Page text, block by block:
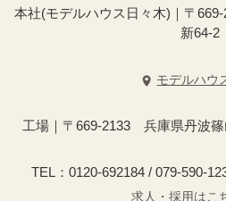
本社(モデルハウス日々木)｜〒
新64-2
モデルハウ
工場｜〒669-2133 兵庫県丹波
TEL：0120-692184 / 079-590-
求人・採用はこ